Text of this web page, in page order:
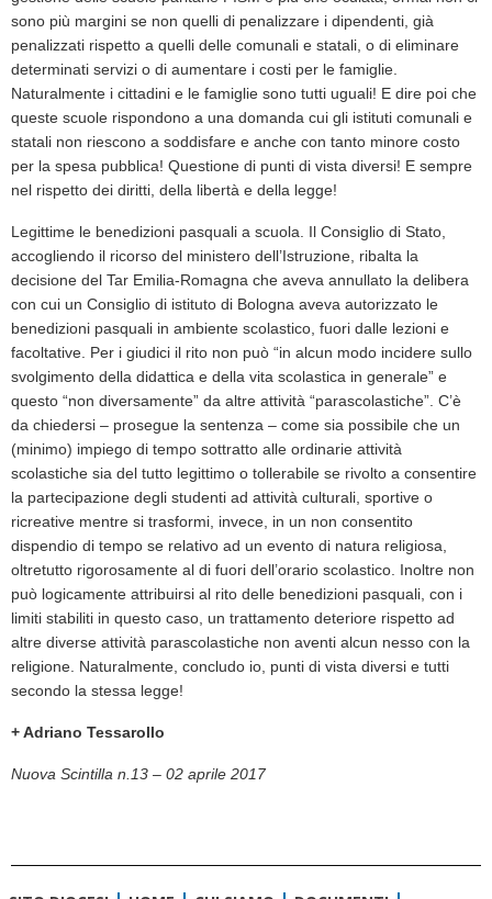
sono più margini se non quelli di penalizzare i dipendenti, già
penalizzati rispetto a quelli delle comunali e statali, o di eliminare
determinati servizi o di aumentare i costi per le famiglie.
Naturalmente i cittadini e le famiglie sono tutti uguali! E dire poi che
queste scuole rispondono a una domanda cui gli istituti comunali e
statali non riescono a soddisfare e anche con tanto minore costo
per la spesa pubblica! Questione di punti di vista diversi! E sempre
nel rispetto dei diritti, della libertà e della legge!
Legittime le benedizioni pasquali a scuola. Il Consiglio di Stato,
accogliendo il ricorso del ministero dell’Istruzione, ribalta la
decisione del Tar Emilia-Romagna che aveva annullato la delibera
con cui un Consiglio di istituto di Bologna aveva autorizzato le
benedizioni pasquali in ambiente scolastico, fuori dalle lezioni e
facoltative. Per i giudici il rito non può “in alcun modo incidere sullo
svolgimento della didattica e della vita scolastica in generale” e
questo “non diversamente” da altre attività “parascolastiche”. C’è
da chiedersi – prosegue la sentenza – come sia possibile che un
(minimo) impiego di tempo sottratto alle ordinarie attività
scolastiche sia del tutto legittimo o tollerabile se rivolto a consentire
la partecipazione degli studenti ad attività culturali, sportive o
ricreative mentre si trasformi, invece, in un non consentito
dispendio di tempo se relativo ad un evento di natura religiosa,
oltretutto rigorosamente al di fuori dell’orario scolastico. Inoltre non
può logicamente attribuirsi al rito delle benedizioni pasquali, con i
limiti stabiliti in questo caso, un trattamento deteriore rispetto ad
altre diverse attività parascolastiche non aventi alcun nesso con la
religione. Naturalmente, concludo io, punti di vista diversi e tutti
secondo la stessa legge!
+ Adriano Tessarollo
Nuova Scintilla n.13 – 02 aprile 2017